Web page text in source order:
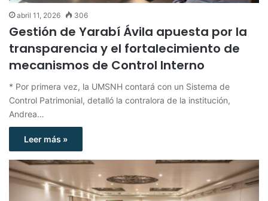
abril 11, 2026 306
Gestión de Yarabí Ávila apuesta por la
transparencia y el fortalecimiento de
mecanismos de Control Interno
* Por primera vez, la UMSNH contará con un Sistema de
Control Patrimonial, detalló la contralora de la institución,
Andrea…
Leer más »